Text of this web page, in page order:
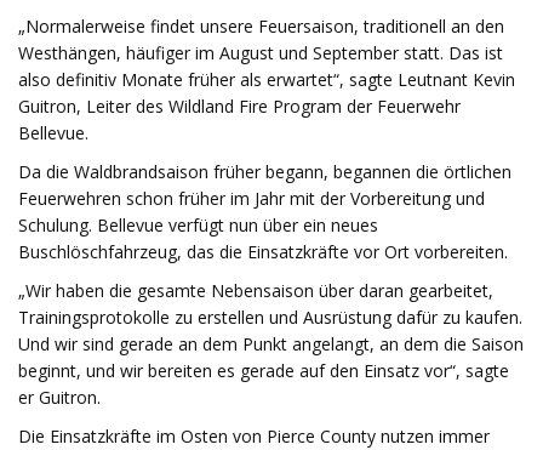
„Normalerweise findet unsere Feuersaison, traditionell an den
Westhängen, häufiger im August und September statt. Das ist
also definitiv Monate früher als erwartet“, sagte Leutnant Kevin
Guitron, Leiter des Wildland Fire Program der Feuerwehr
Bellevue.
Da die Waldbrandsaison früher begann, begannen die örtlichen
Feuerwehren schon früher im Jahr mit der Vorbereitung und
Schulung. Bellevue verfügt nun über ein neues
Buschlöschfahrzeug, das die Einsatzkräfte vor Ort vorbereiten.
„Wir haben die gesamte Nebensaison über daran gearbeitet,
Trainingsprotokolle zu erstellen und Ausrüstung dafür zu kaufen.
Und wir sind gerade an dem Punkt angelangt, an dem die Saison
beginnt, und wir bereiten es gerade auf den Einsatz vor“, sagte
er Guitron.
Die Einsatzkräfte im Osten von Pierce County nutzen immer